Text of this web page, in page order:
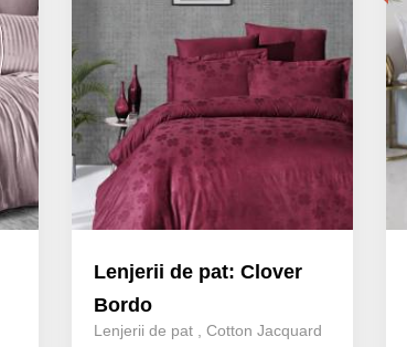
Lenjerii de pat: Clover
Bordo
Lenjerii de pat
Cotton Jacquard